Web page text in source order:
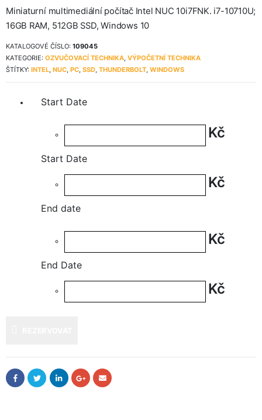
Miniaturní multimediální počítač Intel NUC 10i7FNK. i7-10710U;
16GB RAM, 512GB SSD, Windows 10
KATALOGOVÉ ČÍSLO: 109045
KATEGORIE: OZVUČOVACÍ TECHNIKA VÝPOČETNÍ TECHNIKA
ŠTÍTKY: INTEL NUC PC SSD THUNDERBOLT WINDOWS
Start Date
Kč
Start Date
Kč
End date
Kč
End Date
Kč